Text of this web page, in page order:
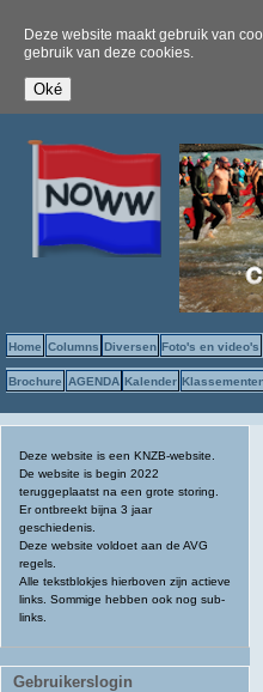
Deze website maakt gebruik van
gebruik van deze cookies.
Home Columns Diversen Foto's en video's
Brochure AGENDA Kalender
Deze website is een KNZB-website.
De website is begin 2022
teruggeplaatst na een grote storing.
Er ontbreekt bijna 3 jaar
geschiedenis.
Deze website voldoet aan de AVG
regels.
Alle tekstblokjes hierboven zijn actieve
links. Sommige hebben ook nog sub-
links.
Gebruikerslogin